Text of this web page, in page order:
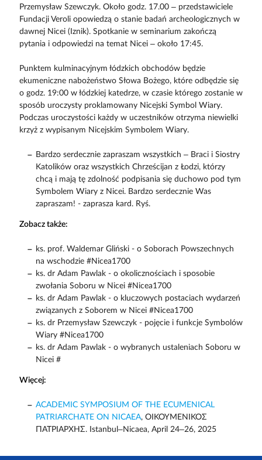
Przemysław Szewczyk. Około godz. 17.00 – przedstawiciele
Fundacji Veroli opowiedzą o stanie badań archeologicznych w
dawnej Nicei (Iznik). Spotkanie w seminarium zakończą
pytania i odpowiedzi na temat Nicei – około 17:45.
Punktem kulminacyjnym łódzkich obchodów będzie
ekumeniczne nabożeństwo Słowa Bożego, które odbędzie się
o godz. 19:00 w łódzkiej katedrze, w czasie którego zostanie w
sposób uroczysty proklamowany Nicejski Symbol Wiary.
Podczas uroczystości każdy w uczestników otrzyma niewielki
krzyż z wypisanym Nicejskim Symbolem Wiary.
Bardzo serdecznie zapraszam wszystkich – Braci i Siostry
Katolików oraz wszystkich Chrześcijan z Łodzi, którzy
chcą i mają tę zdolność podpisania się duchowo pod tym
Symbolem Wiary z Nicei. Bardzo serdecznie Was
zapraszam! - zaprasza kard. Ryś.
Zobacz także:
ks. prof. Waldemar Gliński - o Soborach Powszechnych
na wschodzie #Nicea1700
ks. dr Adam Pawlak - o okolicznościach i sposobie
zwołania Soboru w Nicei #Nicea1700
ks. dr Adam Pawlak - o kluczowych postaciach wydarzeń
związanych z Soborem w Nicei #Nicea1700
ks. dr Przemysław Szewczyk - pojęcie i funkcje Symbolów
Wiary #Nicea1700
ks. dr Adam Pawlak - o wybranych ustaleniach Soboru w
Nicei #
Więcej:
ACADEMIC SYMPOSIUM OF THE ECUMENICAL
PATRIARCHATE ON NICAEA, ΟΙΚΟΥΜΕΝΙΚΟΣ
ΠΑΤΡΙΑΡΧΗΣ. Istanbul–Nicaea, April 24–26, 2025